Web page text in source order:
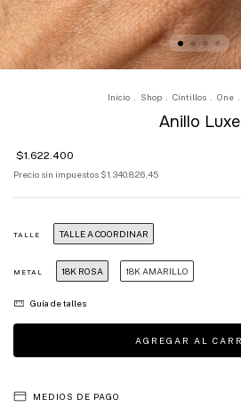
Inicio Shop Cintillos One
Anillo Luxe
$1.622.400
Precio sin impuestos $1.340.826,45
TALLE TALLE A COORDINAR
METAL 18K ROSA 18K AMARILLO
Guía de talles
MEDIOS DE PAGO